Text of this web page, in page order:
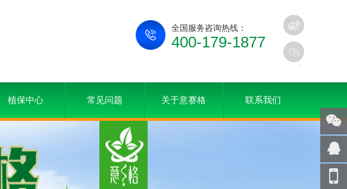
全国服务咨询热线：
400-179-1877
植保中心 常见问题 关于意赛格 联系我们
关注
微信
在线
客服